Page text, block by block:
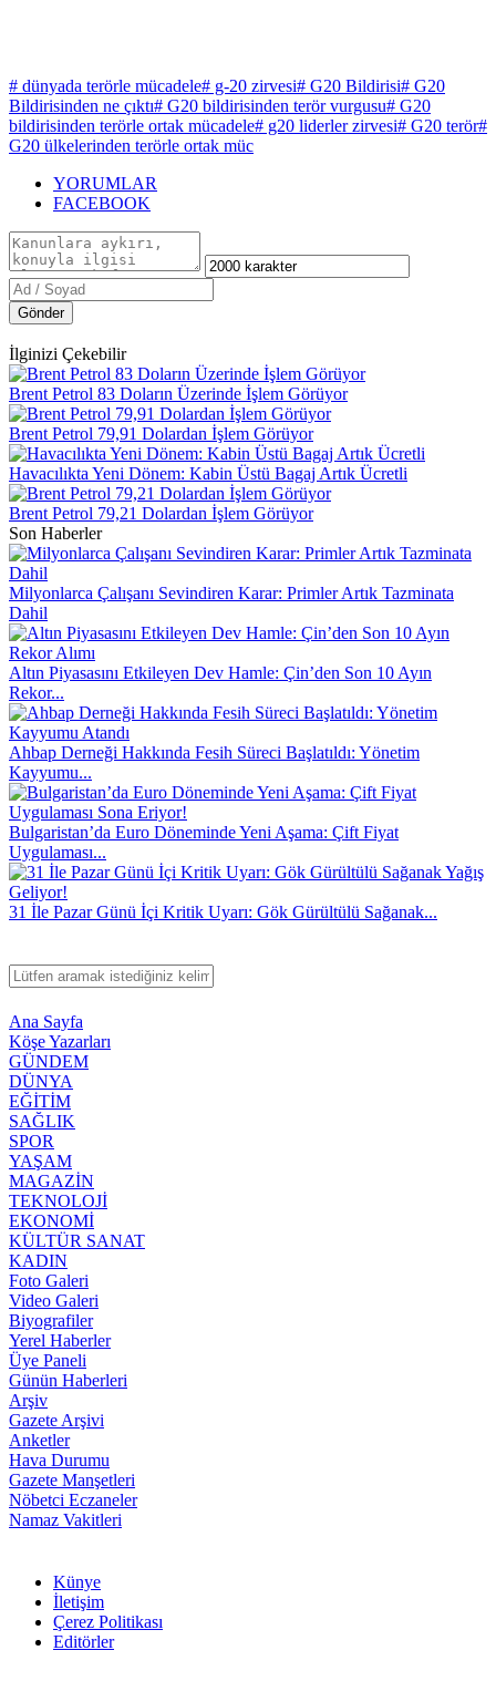
# dünyada terörle mücadele# g-20 zirvesi# G20 Bildirisi# G20
Bildirisinden ne çıktı# G20 bildirisinden terör vurgusu# G20
bildirisinden terörle ortak mücadele# g20 liderler zirvesi# G20 terör#
G20 ülkelerinden terörle ortak müc
YORUMLAR
FACEBOOK
Gönder
İlginizi Çekebilir
Brent Petrol 83 Doların Üzerinde İşlem Görüyor
Brent Petrol 79,91 Dolardan İşlem Görüyor
Havacılıkta Yeni Dönem: Kabin Üstü Bagaj Artık Ücretli
Brent Petrol 79,21 Dolardan İşlem Görüyor
Son Haberler
Milyonlarca Çalışanı Sevindiren Karar: Primler Artık Tazminata
Dahil
Altın Piyasasını Etkileyen Dev Hamle: Çin’den Son 10 Ayın
Rekor...
Ahbap Derneği Hakkında Fesih Süreci Başlatıldı: Yönetim
Kayyumu...
Bulgaristan’da Euro Döneminde Yeni Aşama: Çift Fiyat
Uygulaması...
31 İle Pazar Günü İçi Kritik Uyarı: Gök Gürültülü Sağanak...
Ana Sayfa
Köşe Yazarları
GÜNDEM
DÜNYA
EĞİTİM
SAĞLIK
SPOR
YAŞAM
MAGAZİN
TEKNOLOJİ
EKONOMİ
KÜLTÜR SANAT
KADIN
Foto Galeri
Video Galeri
Biyografiler
Yerel Haberler
Üye Paneli
Günün Haberleri
Arşiv
Gazete Arşivi
Anketler
Hava Durumu
Gazete Manşetleri
Nöbetci Eczaneler
Namaz Vakitleri
Künye
İletişim
Çerez Politikası
Editörler